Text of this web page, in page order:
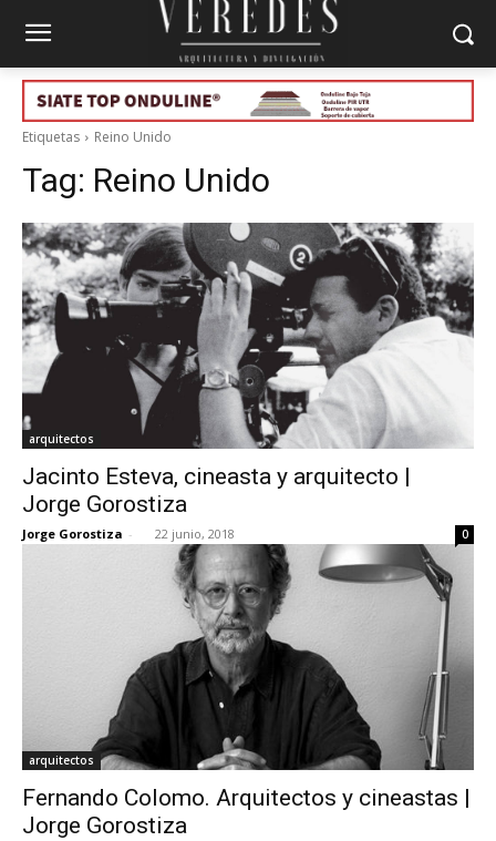
Etiquetas Reino Unido
Tag: Reino Unido
arquitectos
Jacinto Esteva, cineasta y arquitecto |
Jorge Gorostiza
Jorge Gorostiza - 22 junio, 2018 0
arquitectos
Fernando Colomo. Arquitectos y cineastas |
Jorge Gorostiza